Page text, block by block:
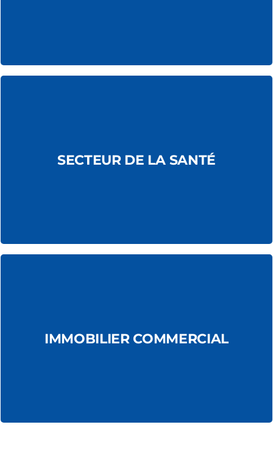
SECTEUR DE LA SANTÉ
établissements de soins
IMMOBILIER COMMERCIAL
rapide, restaurants, sites de